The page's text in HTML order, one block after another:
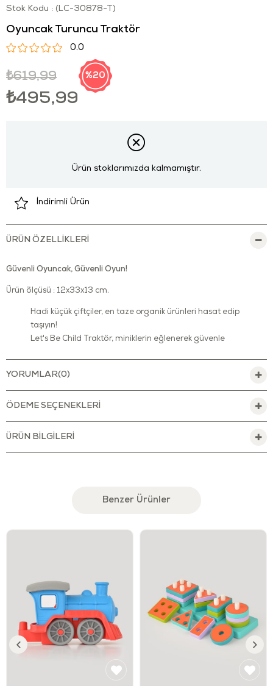
Stok Kodu (LC-30878-T)
Oyuncak Turuncu Traktör
0.0
₺619,99
₺495,99
20
Ürün stoklarımızda kalmamıştır.
İndirimli Ürün
ÜRÜN ÖZELLIKLERI
Güvenli Oyuncak, Güvenli Oyun!
Ürün ölçüsü : 12x33x13 cm.
Hadi küçük çiftçiler, en taze organik ürünleri hasat edip
taşıyın!
Let's Be Child Traktör, miniklerin eğlenerek güvenle
öğretmek için mükemmel bir araçtır.
Dayanıklı bir şekilde özenle üretilen bu oyuncak, çocuklar ve
keşfettikleri yeni dünya için güvenli bir hale getirilmiştir ve
kurşun boyası içeren BPA, Phthalates, PVC ve benzer dış
kaplamaları içermeyen oyuncak, FDA standartlarını karşılar.
Küçük eller için uygun olacak şekilde tasarlanmıştır. Minikler,
kraker vb. şeyleri taşımasına izin vererek atıştırma
zamanlarını çok daha eğlenceli bir hale getirebilirsiniz.
Miniklerin hayal gücü ve yaratıcılıklarını geliştirir.
Duyularını ve ince motor becerilerini geliştirmeye yardımcı
olur.
El-göz koordinasyonunu destekler.
ve onlarla eğlenmeye bayılacaksınız. Çocuklar ile geçirdiğiniz
YORUMLAR(0)
ÖDEME SEÇENEKLERI
ÜRÜN BILGILERI
Benzer Ürünler